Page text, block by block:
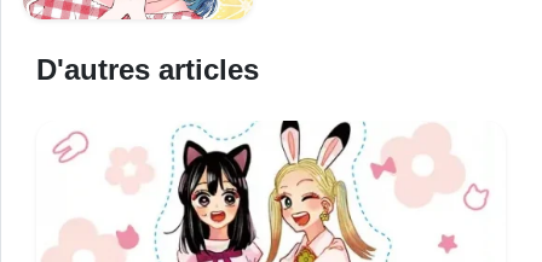
D'autres articles